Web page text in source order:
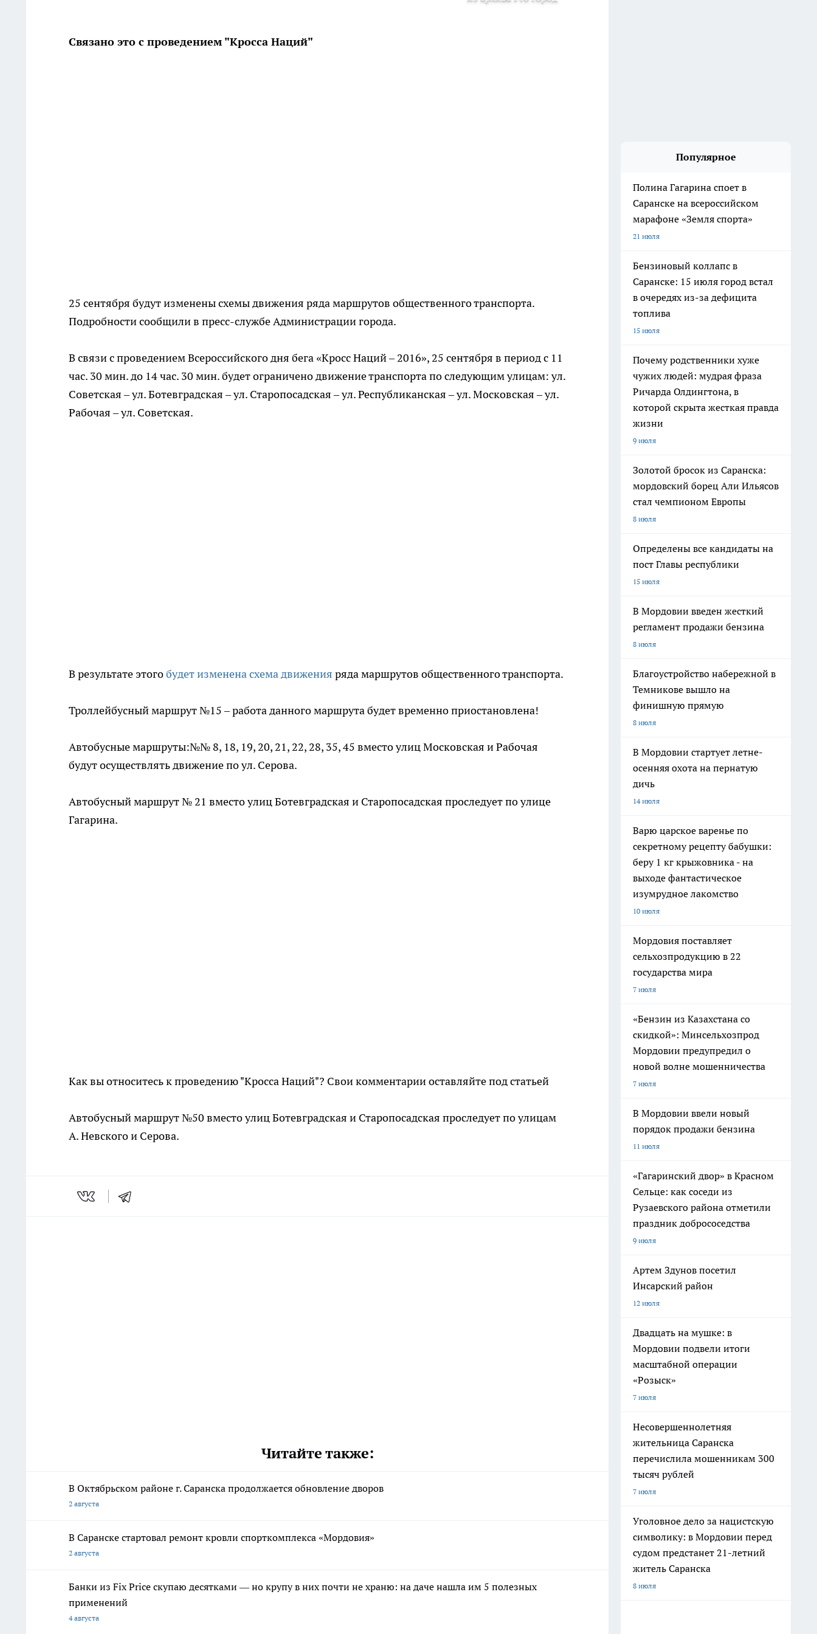
Связано это с проведением "Кросса Наций"
25 сентября будут изменены схемы движения ряда маршрутов общественного транспорта.
Подробности сообщили в пресс-службе Администрации города.
В связи с проведением Всероссийского дня бега «Кросс Наций – 2016», 25 сентября в период с 11
час. 30 мин. до 14 час. 30 мин. будет ограничено движение транспорта по следующим улицам: ул.
Советская – ул. Ботевградская – ул. Старопосадская – ул. Республиканская – ул. Московская – ул.
Рабочая – ул. Советская.
В результате этогобудет изменена схема движения ряда маршрутов общественного транспорта.
Троллейбусный маршрут №15 – работа данного маршрута будет временно приостановлена!
Автобусные маршруты:№№ 8, 18, 19, 20, 21, 22, 28, 35, 45 вместо улиц Московская и Рабочая
будут осуществлять движение по ул. Серова.
Автобусный маршрут № 21 вместо улиц Ботевградская и Старопосадская проследует по улице
Гагарина.
Как вы относитесь к проведению "Кросса Наций"? Свои комментарии оставляйте под статьей
Автобусный маршрут №50 вместо улиц Ботевградская и Старопосадская проследует по улицам
А. Невского и Серова.
Читайте также:
В Октябрьском районе г. Саранска продолжается обновление дворов
2 августа
В Саранске стартовал ремонт кровли спорткомплекса «Мордовия»
2 августа
Банки из Fix Price скупаю десятками — но крупу в них почти не храню: на даче нашла им 5 полезных
применений
4 августа
Популярное
Полина Гагарина споет в
Саранске на всероссийском
марафоне «Земля спорта»
21 июля
Бензиновый коллапс в
Саранске: 15 июля город встал
в очередях из-за дефицита
топлива
15 июля
Почему родственники хуже
чужих людей: мудрая фраза
Ричарда Олдингтона, в
которой скрыта жесткая правда
жизни
9 июля
Золотой бросок из Саранска:
мордовский борец Али Ильясов
стал чемпионом Европы
8 июля
Определены все кандидаты на
пост Главы республики
15 июля
В Мордовии введен жесткий
регламент продажи бензина
8 июля
Благоустройство набережной в
Темникове вышло на
финишную прямую
8 июля
В Мордовии стартует летне-
осенняя охота на пернатую
дичь
14 июля
Варю царское варенье по
секретному рецепту бабушки:
беру 1 кг крыжовника - на
выходе фантастическое
изумрудное лакомство
10 июля
Мордовия поставляет
сельхозпродукцию в 22
государства мира
7 июля
«Бензин из Казахстана со
скидкой»: Минсельхозпрод
Мордовии предупредил о
новой волне мошенничества
7 июля
В Мордовии ввели новый
порядок продажи бензина
11 июля
«Гагаринский двор» в Красном
Сельце: как соседи из
Рузаевского района отметили
праздник добрососедства
9 июля
Артем Здунов посетил
Инсарский район
12 июля
Двадцать на мушке: в
Мордовии подвели итоги
масштабной операции
«Розыск»
7 июля
Несовершеннолетняя
жительница Саранска
перечислила мошенникам 300
тысяч рублей
7 июля
Уголовное дело за нацистскую
символику: в Мордовии перед
судом предстанет 21-летний
житель Саранска
8 июля